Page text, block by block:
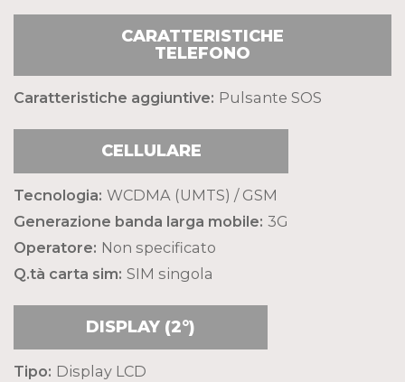
CARATTERISTICHE
TELEFONO
Caratteristiche aggiuntive: Pulsante SOS
CELLULARE
Tecnologia: WCDMA (UMTS) / GSM
Generazione banda larga mobile: 3G
Operatore: Non specificato
Q.tà carta sim: SIM singola
DISPLAY (2°)
Tipo: Display LCD